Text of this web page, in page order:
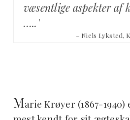
væsentlige aspekter af
…..'
– Niels Lyksted,
Marie Krøyer (1867-